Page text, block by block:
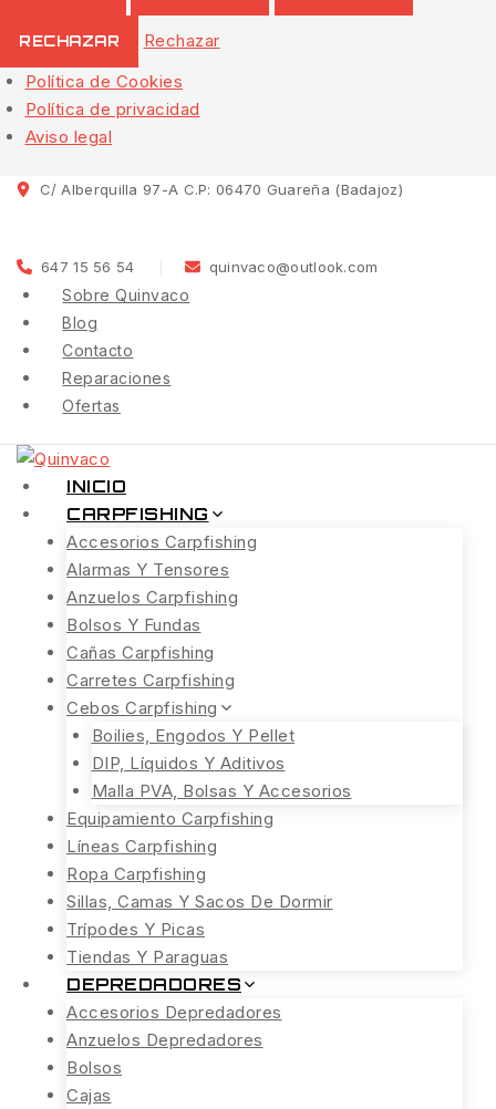
RECHAZAR
Rechazar
Política de Cookies
Política de privacidad
Aviso legal
C/ Alberquilla 97-A C.P: 06470 Guareña (Badajoz)
647 15 56 54 quinvaco@outlook.com
Sobre Quinvaco
Blog
Contacto
Reparaciones
Ofertas
INICIO
CARPFISHING
Accesorios Carpfishing
Alarmas Y Tensores
Anzuelos Carpfishing
Bolsos Y Fundas
Cañas Carpfishing
Carretes Carpfishing
Cebos Carpfishing
Boilies, Engodos Y Pellet
DIP, Líquidos Y Aditivos
Malla PVA, Bolsas Y Accesorios
Equipamiento Carpfishing
Líneas Carpfishing
Ropa Carpfishing
Sillas, Camas Y Sacos De Dormir
Trípodes Y Picas
Tiendas Y Paraguas
DEPREDADORES
Accesorios Depredadores
Anzuelos Depredadores
Bolsos
Cajas